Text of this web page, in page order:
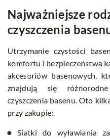
Najważniejsze
czyszczenia
Utrzymanie czystości
komfortu i bezpieczeństwa
akcesoriów basenowych,
znajdują się
czyszczenia basenu. Oto
przy zakupie:
Siatki do wyławiania